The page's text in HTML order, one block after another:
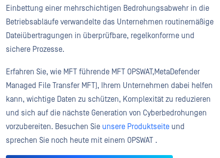
Einbettung einer mehrschichtigen Bedrohungsabwehr in die
Betriebsabläufe verwandelte das Unternehmen routinemäßige
Dateiübertragungen in überprüfbare, regelkonforme und
sichere Prozesse.
Erfahren Sie, wie MFT führende MFT OPSWAT,MetaDefender
Managed File Transfer MFT), Ihrem Unternehmen dabei helfen
kann, wichtige Daten zu schützen, Komplexität zu reduzieren
und sich auf die nächste Generation von Cyberbedrohungen
vorzubereiten. Besuchen Sie unsere Produktseite und
sprechen Sie noch heute mit einem OPSWAT .